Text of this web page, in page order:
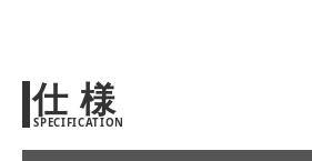
仕 様
SPECIFICATION